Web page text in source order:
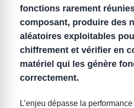
fonctions rarement
composant, produire des
aléatoires exploitables
chiffrement et vérifier en
matériel qui les génère
correctement.
L’enjeu dépasse la